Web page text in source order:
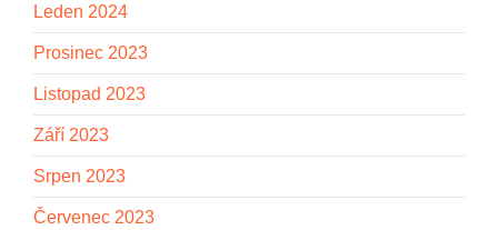
Leden 2024
Prosinec 2023
Listopad 2023
Září 2023
Srpen 2023
Červenec 2023